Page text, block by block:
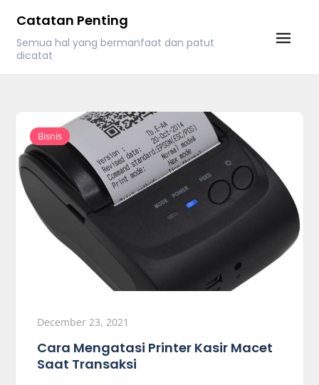
content
Catatan Penting
Semua hal yang bermanfaat dan patut
dicatat
Bisnis
December 23, 2021
Cara Mengatasi Printer Kasir Macet
Saat Transaksi